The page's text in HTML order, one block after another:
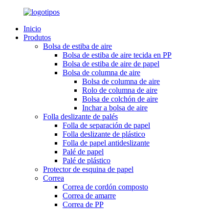
Inicio
Produtos
Bolsa de estiba de aire
Bolsa de estiba de aire tecida en PP
Bolsa de estiba de aire de papel
Bolsa de columna de aire
Bolsa de columna de aire
Rolo de columna de aire
Bolsa de colchón de aire
Inchar a bolsa de aire
Folla deslizante de palés
Folla de separación de papel
Folla deslizante de plástico
Folla de papel antideslizante
Palé de papel
Palé de plástico
Protector de esquina de papel
Correa
Correa de cordón composto
Correa de amarre
Correa de PP